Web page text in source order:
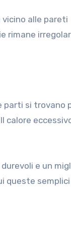
vicino alle pareti
rimane
parti si trovano
calore
e un
queste semplici